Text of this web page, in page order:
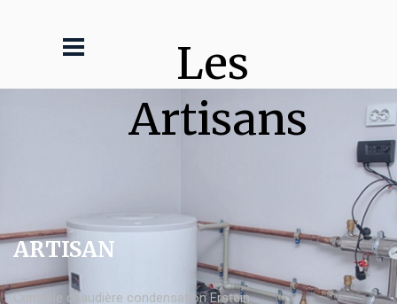
Les
Artisans
ARTISAN
Contrôle chaudière condensation Erstein